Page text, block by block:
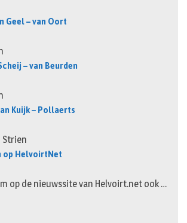
Geel – van Oort
– van Beurden
Kuijk – Pollaerts
Strien
HelvoirtNet
op de nieuwssite van Helvoirt.net ook …